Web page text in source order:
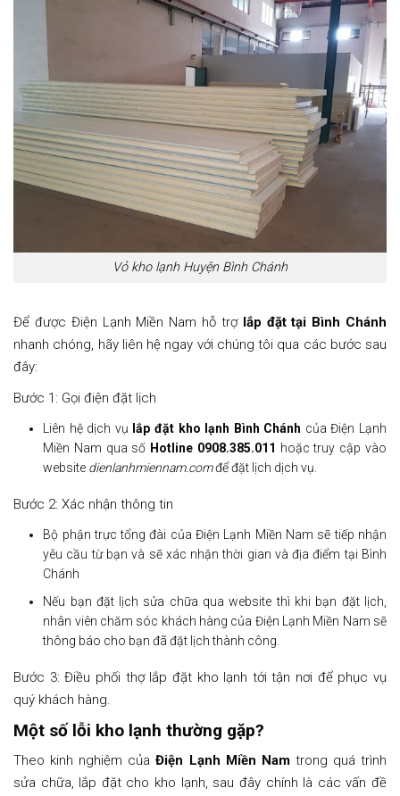
Vỏ kho lạnh Huyện Bình Chánh
Để được Điện Lạnh Miền Nam hỗ trợ lắp đặt tại Bình Chánh
nhanh chóng, hãy liên hệ ngay với chúng tôi qua các bước sau
đây:
Bước 1: Gọi điện đặt lịch
Liên hệ dịch vụ lắp đặt kho lạnh Bình Chánh của Điện Lạnh
Miền Nam qua số Hotline 0908.385.011 hoặc truy cập vào
website dienlanhmiennam.comđể đặt lịch dịch vụ.
Bước 2: Xác nhận thông tin
Bộ phận trực tổng đài của Điện Lạnh Miền Nam sẽ tiếp nhận
yêu cầu từ bạn và sẽ xác nhận thời gian và địa điểm tại Bình
Chánh
Nếu bạn đặt lịch sửa chữa qua website thì khi bạn đặt lịch,
nhân viên chăm sóc khách hàng của Điện Lạnh Miền Nam sẽ
thông báo cho bạn đã đặt lịch thành công.
Bước 3: Điều phối thợ lắp đặt kho lạnh tới tận nơi để phục vụ
quý khách hàng.
Một số lỗi kho lạnh thường gặp?
Theo kinh nghiệm củaĐiện Lạnh Miền Namtrong quá trình
sửa chữa, lắp đặt cho kho lạnh, sau đây chính là các vấn đề